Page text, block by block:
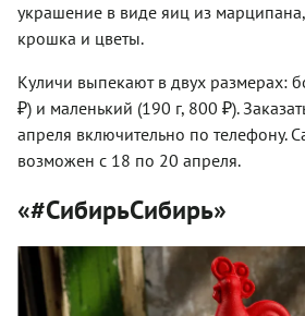
украшение в виде яиц из
крошка и цветы.
Куличи выпекают в двух размерах:
₽) и маленький (190 г, 800 ₽).
апреля включительно по телефону.
возможен с 18 по 20 апреля.
«#СибирьСибирь»